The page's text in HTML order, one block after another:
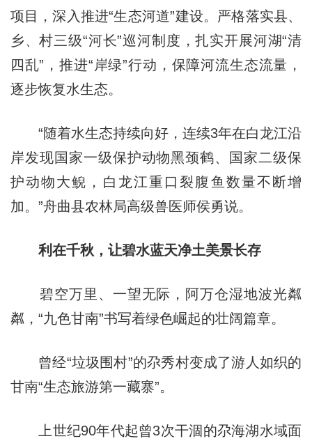
项目，深入推进“生态河道”建设。严格落实县、
乡、村三级“河长”巡河制度，扎实开展河湖“清
四乱”，推进“岸绿”行动，保障河流生态流量，
逐步恢复水生态。
“随着水生态持续向好，连续3年在白龙江沿
岸发现国家一级保护动物黑颈鹤、国家二级保
护动物大鲵，白龙江重口裂腹鱼数量不断增
加。”舟曲县农林局高级兽医师侯勇说。
利在千秋，让碧水蓝天净土美景长存
碧空万里、一望无际，阿万仓湿地波光粼
粼，“九色甘南”书写着绿色崛起的壮阔篇章。
曾经“垃圾围村”的尕秀村变成了游人如织的
甘南“生态旅游第一藏寨”。
上世纪90年代起曾3次干涸的尕海湖水域面